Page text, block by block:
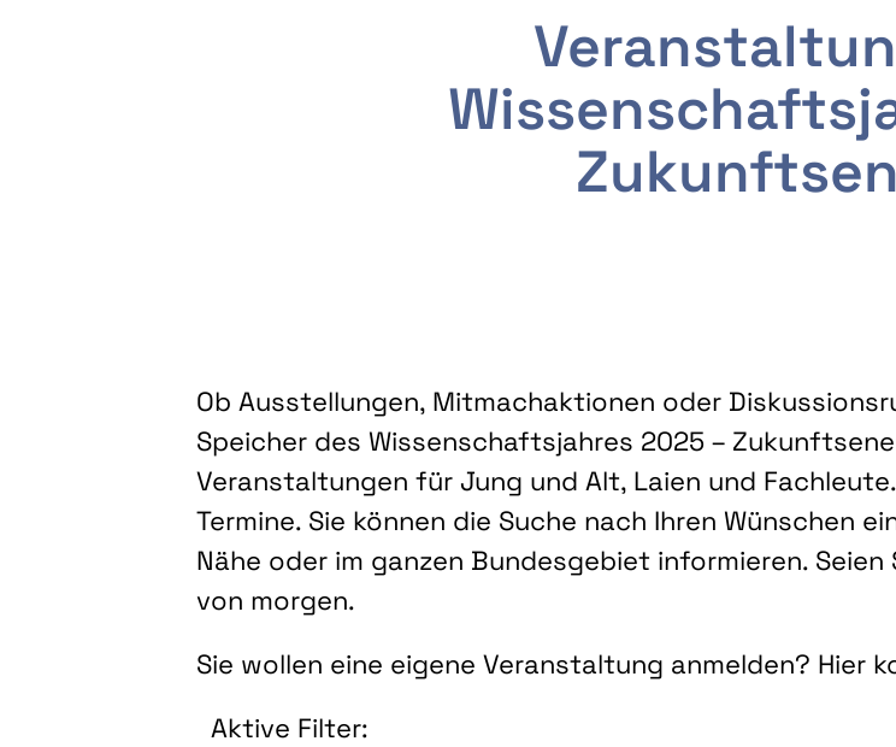
Ob Ausstellungen, Mitmachaktionen oder
Speicher des Wissenschaftsjahres 2025 –
Veranstaltungen für Jung und Alt, Laien und
Termine. Sie können die Suche nach Ihren Wünschen
Nähe oder im ganzen Bundesgebiet informieren.
von morgen.
Sie wollen eine eigene Veranstaltung anmelden? Hier
Aktive Filter: